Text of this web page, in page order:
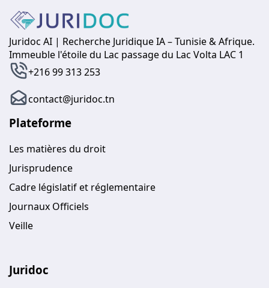
Juridoc AI | Recherche Juridique IA – Tunisie & Afrique.
Immeuble l'étoile du Lac passage du Lac Volta LAC 1
+216 99 313 253
contact@juridoc.tn
Plateforme
Les matières du droit
Jurisprudence
Cadre législatif et réglementaire
Journaux Officiels
Veille
Juridoc